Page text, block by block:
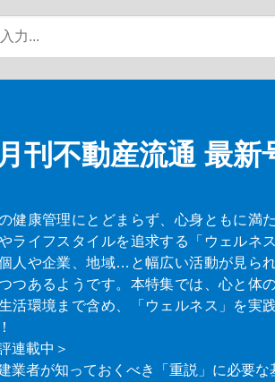
刊不動産流通 最新
健康管理にとどまらず、心身ともに満
ライフスタイルを追求する「ウェルネ
人や企業、地域…と幅広い活動が見ら
つあるようです。本特集では、心と体
活環境まで含め、「ウェルネス」を実
連載中＞
業者が知っておくべき「重説」に必要な